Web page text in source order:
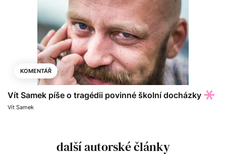
KOMENTÁŘ
Vít Samek píše o tragédii povinné školní docházky
Vít Samek
další autorské články